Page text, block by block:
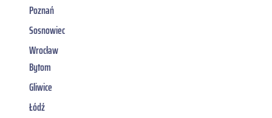
Poznań
Sosnowiec
Wrocław
Bytom
Gliwice
Łódź